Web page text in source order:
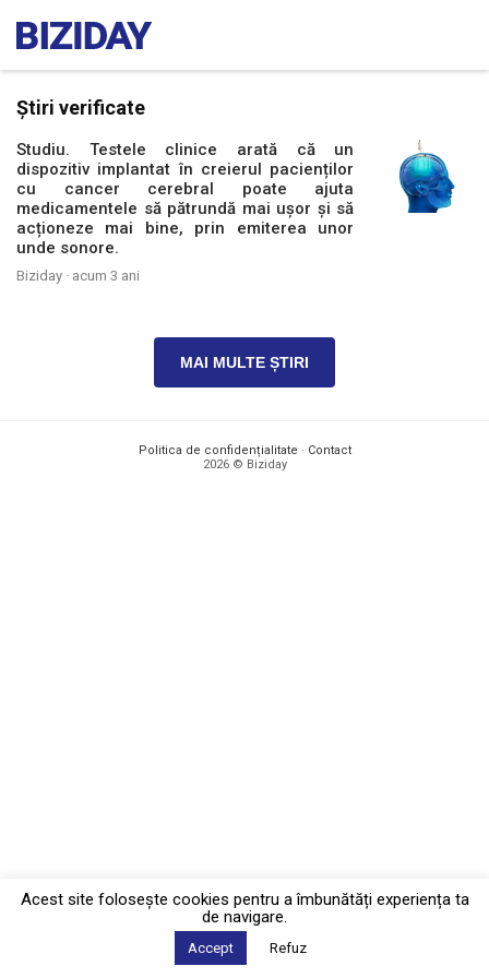
Știri verificate
Studiu. Testele clinice arată că un
dispozitiv implantat în creierul pacienților
cu cancer cerebral poate ajuta
medicamentele să pătrundă mai ușor și să
acționeze mai bine, prin emiterea unor
unde sonore.
Biziday · acum 3 ani
MAI MULTE ȘTIRI
Politica de confidențialitate · Contact
2026 © Biziday
Acest site foloseşte cookies pentru a îmbunătăți experiența ta
de navigare.
Accept Refuz